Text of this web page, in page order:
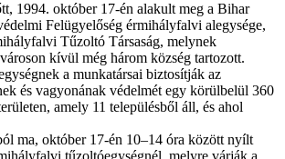
1994. október 17-én alakult meg a Bihar
Felügyelőség érmihályfalvi alegysége,
Tűzoltó Társaság, melynek
kívül még három község tartozott.
a munkatársai biztosítják az
és vagyonának védelmét egy körülbelül 360
amely 11 településből áll, és ahol
ma, október 17-én 10–14 óra között nyílt